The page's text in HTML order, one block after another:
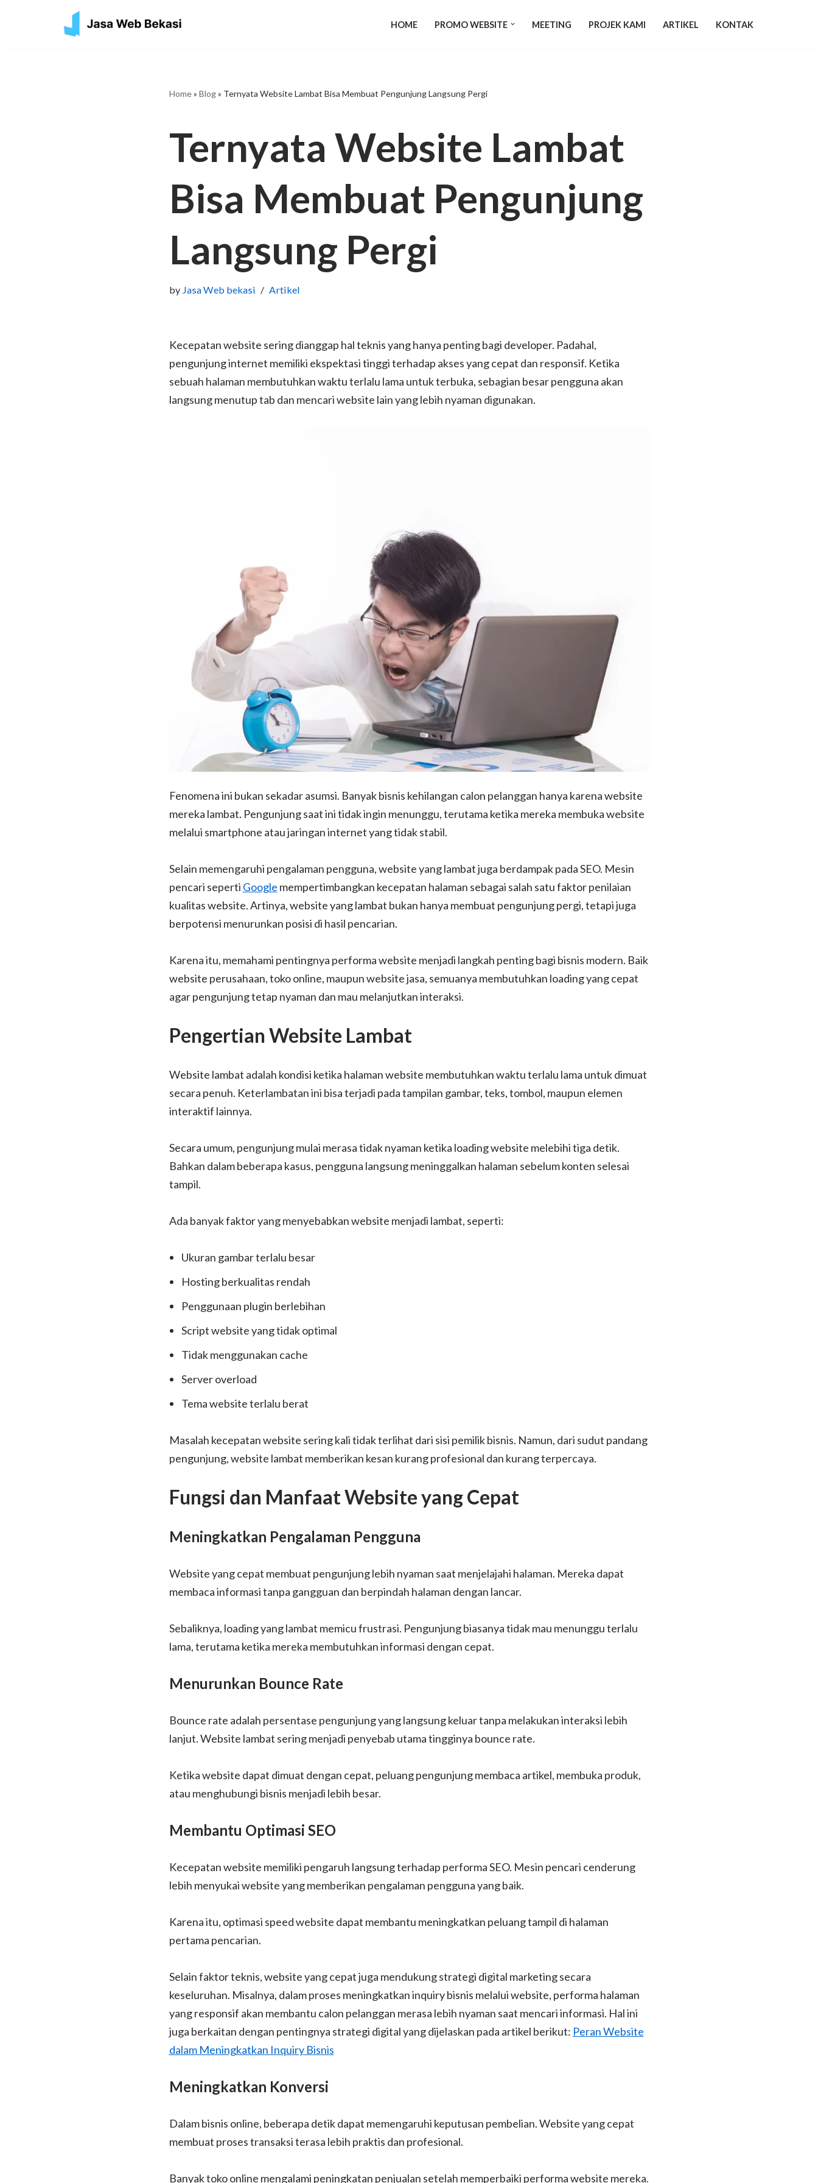
HOME PROMO WEBSITE MEETING PROJEK KAMI ARTIKEL KONTAK
Home» Blog» Ternyata Website Lambat Bisa Membuat Pengunjung Langsung Pergi
Ternyata Website Lambat
Bisa Membuat Pengunjung
Langsung Pergi
by Jasa Web bekasi Artikel
Kecepatan website sering dianggap hal teknis yang hanya penting bagi developer. Padahal,
pengunjung internet memiliki ekspektasi tinggi terhadap akses yang cepat dan responsif. Ketika
sebuah halaman membutuhkan waktu terlalu lama untuk terbuka, sebagian besar pengguna akan
langsung menutup tab dan mencari website lain yang lebih nyaman digunakan.
Fenomena ini bukan sekadar asumsi. Banyak bisnis kehilangan calon pelanggan hanya karena website
mereka lambat. Pengunjung saat ini tidak ingin menunggu, terutama ketika mereka membuka website
melalui smartphone atau jaringan internet yang tidak stabil.
Selain memengaruhi pengalaman pengguna, website yang lambat juga berdampak pada SEO. Mesin
pencari seperti Google mempertimbangkan kecepatan halaman sebagai salah satu faktor penilaian
kualitas website. Artinya, website yang lambat bukan hanya membuat pengunjung pergi, tetapi juga
berpotensi menurunkan posisi di hasil pencarian.
Karena itu, memahami pentingnya performa website menjadi langkah penting bagi bisnis modern. Baik
website perusahaan, toko online, maupun website jasa, semuanya membutuhkan loading yang cepat
agar pengunjung tetap nyaman dan mau melanjutkan interaksi.
Pengertian Website Lambat
Website lambat adalah kondisi ketika halaman website membutuhkan waktu terlalu lama untuk dimuat
secara penuh. Keterlambatan ini bisa terjadi pada tampilan gambar, teks, tombol, maupun elemen
interaktif lainnya.
Secara umum, pengunjung mulai merasa tidak nyaman ketika loading website melebihi tiga detik.
Bahkan dalam beberapa kasus, pengguna langsung meninggalkan halaman sebelum konten selesai
tampil.
Ada banyak faktor yang menyebabkan website menjadi lambat, seperti:
Ukuran gambar terlalu besar
Hosting berkualitas rendah
Penggunaan plugin berlebihan
Script website yang tidak optimal
Tidak menggunakan cache
Server overload
Tema website terlalu berat
Masalah kecepatan website sering kali tidak terlihat dari sisi pemilik bisnis. Namun, dari sudut pandang
pengunjung, website lambat memberikan kesan kurang profesional dan kurang terpercaya.
Fungsi dan Manfaat Website yang Cepat
Meningkatkan Pengalaman Pengguna
Website yang cepat membuat pengunjung lebih nyaman saat menjelajahi halaman. Mereka dapat
membaca informasi tanpa gangguan dan berpindah halaman dengan lancar.
Sebaliknya, loading yang lambat memicu frustrasi. Pengunjung biasanya tidak mau menunggu terlalu
lama, terutama ketika mereka membutuhkan informasi dengan cepat.
Menurunkan Bounce Rate
Bounce rate adalah persentase pengunjung yang langsung keluar tanpa melakukan interaksi lebih
lanjut. Website lambat sering menjadi penyebab utama tingginya bounce rate.
Ketika website dapat dimuat dengan cepat, peluang pengunjung membaca artikel, membuka produk,
atau menghubungi bisnis menjadi lebih besar.
Membantu Optimasi SEO
Kecepatan website memiliki pengaruh langsung terhadap performa SEO. Mesin pencari cenderung
lebih menyukai website yang memberikan pengalaman pengguna yang baik.
Karena itu, optimasi speed website dapat membantu meningkatkan peluang tampil di halaman
pertama pencarian.
Selain faktor teknis, website yang cepat juga mendukung strategi digital marketing secara
keseluruhan. Misalnya, dalam proses meningkatkan inquiry bisnis melalui website, performa halaman
yang responsif akan membantu calon pelanggan merasa lebih nyaman saat mencari informasi. Hal ini
juga berkaitan dengan pentingnya strategi digital yang dijelaskan pada artikel berikut: Peran Website
dalam Meningkatkan Inquiry Bisnis
Meningkatkan Konversi
Dalam bisnis online, beberapa detik dapat memengaruhi keputusan pembelian. Website yang cepat
membuat proses transaksi terasa lebih praktis dan profesional.
Banyak toko online mengalami peningkatan penjualan setelah memperbaiki performa website mereka.